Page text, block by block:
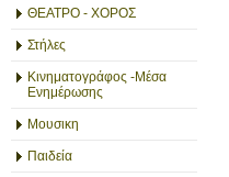
ΘΕΑΤΡΟ - ΧΟΡΟΣ
Στήλες
Κινηματογράφος -Μέσα
Ενημέρωσης
Μουσικη
Παιδεία